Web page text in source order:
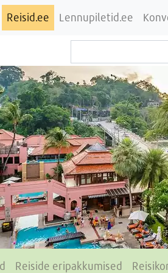
Reisid.ee Lennupiletid.ee
Reiside eripakkumised